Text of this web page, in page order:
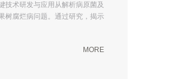
技术研发与应用从解析病原菌及
树腐烂病问题。通过研究，揭示
MORE